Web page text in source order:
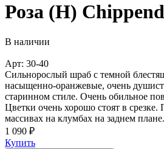
Роза (H)
В наличии
Арт: 30-40
Сильнорослый шраб с темной
насыщенно-оранжевые, очень
старинном стиле. Очень обильное
Цветки очень хорошо стоят в срезке.
массивах на клумбах на заднем
1 090 ₽
Купить